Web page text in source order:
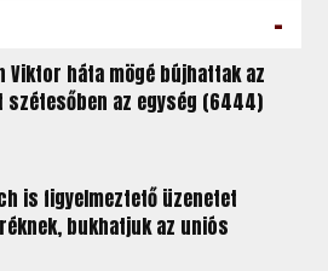
-
Viktor háta mögé bújhattak az
az egység (6444)
is figyelmeztető üzenetet
bukhatjuk az uniós